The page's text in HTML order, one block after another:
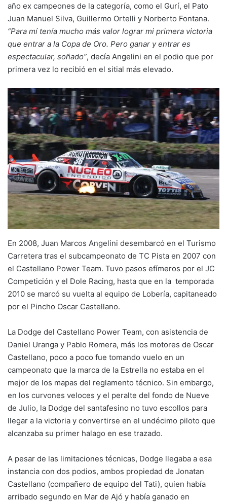
año ex campeones de la categoría, como el Gurí, el Pato
Juan Manuel Silva, Guillermo Ortelli y Norberto Fontana.
“Para mí tenía mucho más valor lograr mi primera victoria
que entrar a la Copa de Oro. Pero ganar y entrar es
espectacular, soñado”, decía Angelini en el podio que por
primera vez lo recibió en el sitial más elevado.
En 2008, Juan Marcos Angelini desembarcó en el Turismo
Carretera tras el subcampeonato de TC Pista en 2007 con
el Castellano Power Team. Tuvo pasos efímeros por el JC
Competición y el Dole Racing, hasta que en la temporada
2010 se marcó su vuelta al equipo de Lobería, capitaneado
por el Pincho Oscar Castellano.
La Dodge del Castellano Power Team, con asistencia de
Daniel Uranga y Pablo Romera, más los motores de Oscar
Castellano, poco a poco fue tomando vuelo en un
campeonato que la marca de la Estrella no estaba en el
mejor de los mapas del reglamento técnico. Sin embargo,
en los curvones veloces y el peralte del fondo de Nueve
de Julio, la Dodge del santafesino no tuvo escollos para
llegar a la victoria y convertirse en el undécimo piloto que
alcanzaba su primer halago en ese trazado.
A pesar de las limitaciones técnicas, Dodge llegaba a esa
instancia con dos podios, ambos propiedad de Jonatan
Castellano (compañero de equipo del Tati), quien había
arribado segundo en Mar de Ajó y había ganado en